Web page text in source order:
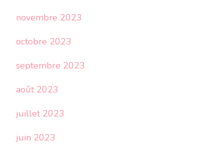
novembre 2023
octobre 2023
septembre 2023
août 2023
juillet 2023
juin 2023